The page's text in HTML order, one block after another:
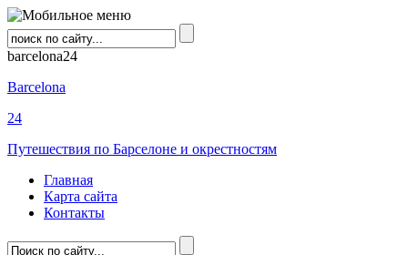
barcelona24
Barcelona
24
Путешествия по Барселоне и окрестностям
Главная
Карта сайта
Контакты